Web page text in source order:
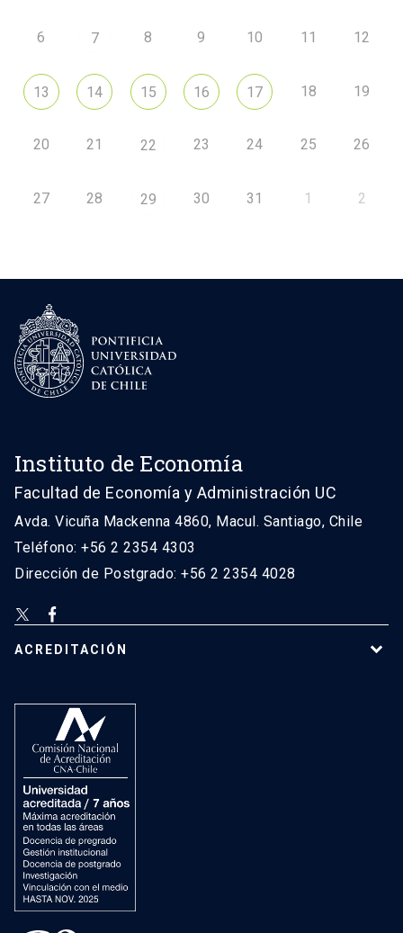
6 7 8 9 10 11 12
13 14 15 16 17 18 19
20 21 22 23 24 25 26
27 28 29 30 31 1 2
Instituto de Economía
Facultad de Economía y Administración UC
Avda. Vicuña Mackenna 4860, Macul. Santiago, Chile
Teléfono: +56 2 2354 4303
Dirección de Postgrado: +56 2 2354 4028
ACREDITACIÓN